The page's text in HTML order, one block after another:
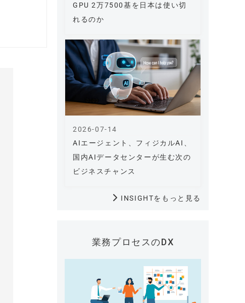
GPU 2万7500基を日本は使い切
れるのか
AIエージェント、フィジカルAI、
国内AIデータセンターが生む次の
ビジネスチャンス
2026-07-14
INSIGHTをもっと見る
業務プロセスのDX